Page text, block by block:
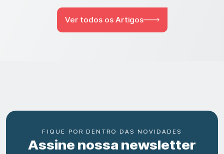
Ver todos os Artigos
FIQUE POR DENTRO DAS NOVIDADES
Assine nossa newsletter